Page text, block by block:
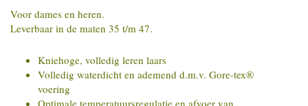
Voor dames en heren.
Leverbaar in de maten 35 t/m 47.
Kniehoge, volledig leren laars
Volledig waterdicht en ademend d.m.v. Gore-tex®
voering
Optimale temperatuursregulatie en afvoer van